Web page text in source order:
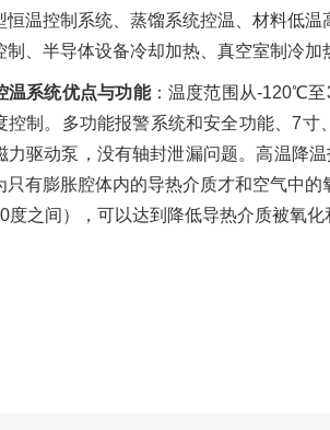
恒温控制系统、蒸馏系统控温、材料低
制、半导体设备冷却加热、真空室制冷加
温系统优点与功能：温度范围从-120℃至
控制。多功能报警系统和安全功能、7寸
力驱动泵，没有轴封泄漏问题。高温降
只有膨胀腔体内的导热介质才和空气中
度之间），可以达到降低导热介质被氧化